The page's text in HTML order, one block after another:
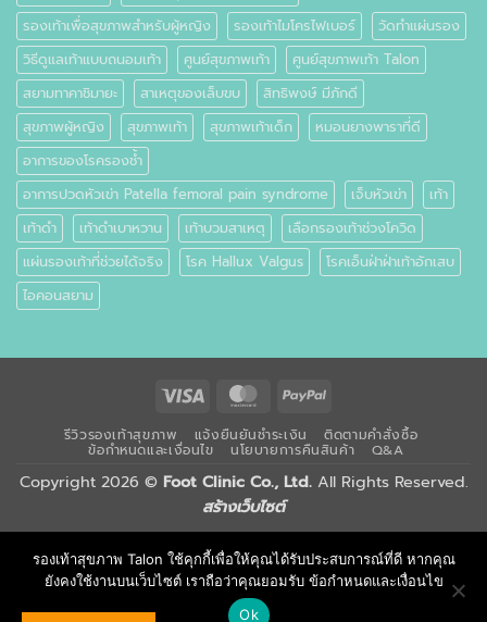
รองเท้าเพื่อสุขภาพสำหรับผู้หญิง
รองเท้าไมโครไฟเบอร์
วัดทำแผ่นรอง
วิธีดูแลเท้าแบบถนอมเท้า
ศูนย์สุขภาพเท้า
ศูนย์สุขภาพเท้า Talon
สยามทาคาชิมายะ
สาเหตุของเล็บขบ
สิทธิพงษ์ มีภักดี
สุขภาพผู้หญิง
สุขภาพเท้า สุขภาพเท้าเด็ก
หมอนยางพาราที่ดี
อาการของโรครองช้ำ
อาการปวดหัวเข่า Patella femoral pain syndrome
เจ็บหัวเข่า
เท้า
เท้าดำ
เท้าดำเบาหวาน เท้าบวมสาเหตุ
เลือกรองเท้าช่วงโควิด
แผ่นรองเท้าที่ช่วยได้จริง
โรค Hallux Valgus
โรคเอ็นฝ่าฝ่าเท้าอักเสบ
ไอคอนสยาม
Visa MasterCardPayPal
รีวิวรองเท้าสุขภาพ แจ้งยืนยันชำระเงิน ติดตามคำสั่งซื้อ
ข้อกำหนดและเงื่อนไข นโยบายการคืนสินค้า Q&A
Copyright 2026 © Foot Clinic Co., Ltd. All Rights Reserved.
สร้างเว็บไซต์
รองเท้าสุขภาพ Talon ใช้คุกกี้เพื่อให้คุณได้รับประสบการณ์ที่ดี หากคุณ
ยังคงใช้งานบนเว็บไซต์ เราถือว่าคุณยอมรับ ข้อกำหนดและเงื่อนไข
Ok